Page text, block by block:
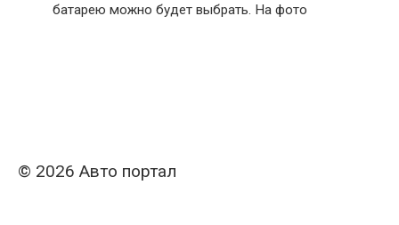
батарею можно будет выбрать. На фото
© 2026 Авто портал